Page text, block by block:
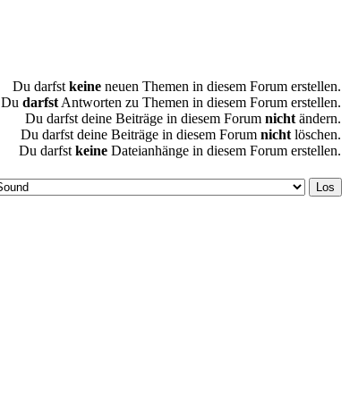
Du darfst keine neuen Themen in diesem Forum erstellen.
Du darfst Antworten zu Themen in diesem Forum erstellen.
Du darfst deine Beiträge in diesem Forum nicht ändern.
Du darfst deine Beiträge in diesem Forum nicht löschen.
Du darfst keine Dateianhänge in diesem Forum erstellen.